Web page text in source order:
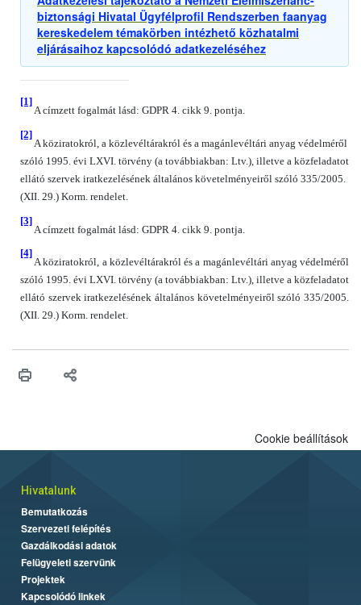
biztonsági Hivatal Ügyfélprofil Rendszerben faanyag
kereskedelem témakörben intézhető közhatalmi
eljárásaihoz kapcsolódó adatkezeléséhez
[1]
A címzett fogalmát lásd: GDPR 4. cikk 9. pontja.
[2]
A köziratokról, a közlevéltárakról és a magánlevéltári anyag védelméről
szóló 1995. évi LXVI. törvény (a továbbiakban: Ltv.), illetve a közfeladatot
ellátó szervek iratkezelésének általános követelményeiről szóló 335/2005.
(XII. 29.) Korm. rendelet.
[3]
A címzett fogalmát lásd: GDPR 4. cikk 9. pontja.
[4]
A köziratokról, a közlevéltárakról és a magánlevéltári anyag védelméről
szóló 1995. évi LXVI. törvény (a továbbiakban: Ltv.), illetve a közfeladatot
ellátó szervek iratkezelésének általános követelményeiről szóló 335/2005.
(XII. 29.) Korm. rendelet.
Cookie beállítások
Hivatalunk
Bemutatkozás
Szervezeti felépítés
Gazdálkodási adatok
Felügyeleti szervünk
Projektek
Kapcsolódó linkek